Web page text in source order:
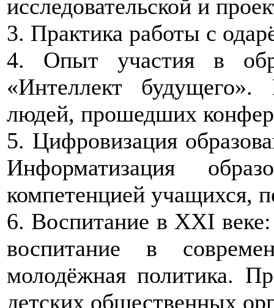
исследовательской и
3. Практика работы с
4. Опыт участия в
«Интеллект
людей, прошедших
5. Цифровизация
Информатизация
компетенцией учащихся,
6. Воспитание в XXI
воспитание в
молодёжная политика.
детских общественных